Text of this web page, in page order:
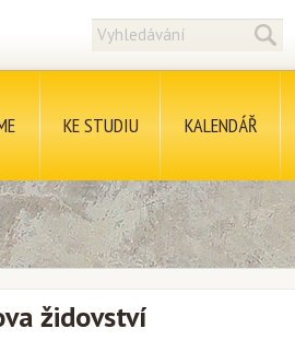
KE STUDIU KALENDÁŘ
židovství